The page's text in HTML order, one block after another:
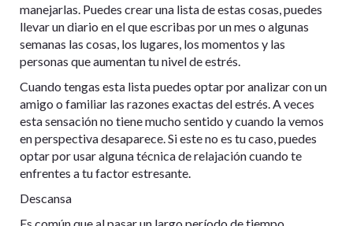
manejarlas. Puedes crear una lista de estas cosas, puedes
llevar un diario en el que escribas por un mes o algunas
semanas las cosas, los lugares, los momentos y las
personas que aumentan tu nivel de estrés.
Cuando tengas esta lista puedes optar por analizar con un
amigo o familiar las razones exactas del estrés. A veces
esta sensación no tiene mucho sentido y cuando la vemos
en perspectiva desaparece. Si este no es tu caso, puedes
optar por usar alguna técnica de relajación cuando te
enfrentes a tu factor estresante.
Descansa
Es común que al pasar un largo período de tiempo